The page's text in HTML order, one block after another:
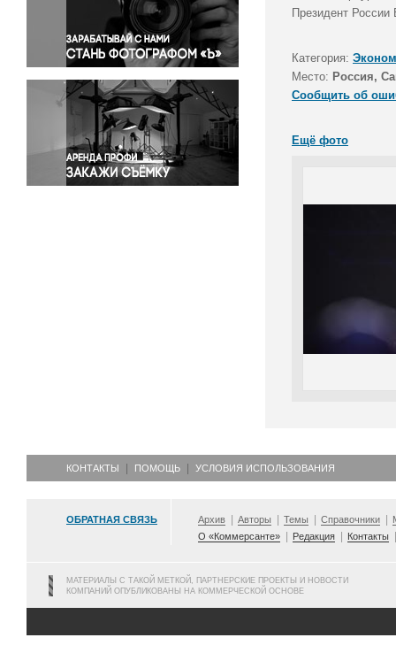
Правосудие
Происшествия и конфликты
Религия
Светская жизнь
Спорт
Экология
Экономика и бизнес
Президент
Категория:
Место: Россия,
Сообщить об
Ещё фото
КОНТАКТЫ ПОМОЩЬ УСЛОВИЯ ИСПОЛЬЗОВАНИЯ
ОБРАТНАЯ СВЯЗЬ Архив Авторы Темы Справочники
О «Коммерсанте»
Редакция Контакты
МАТЕРИАЛЫ С ТАКОЙ МЕТКОЙ, ПАРТНЕРСКИЕ ПРОЕКТЫ И НОВОСТИ
КОМПАНИЙ ОПУБЛИКОВАНЫ НА КОММЕРЧЕСКОЙ ОСНОВЕ